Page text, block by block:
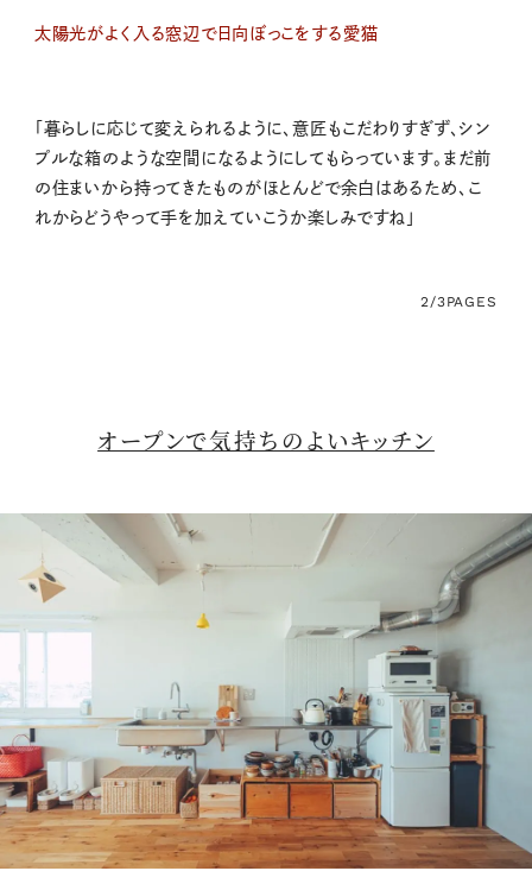
太陽光がよく入る窓辺で日向ぼっこをする愛猫
「暮らしに応じて変えられるように、意匠もこだわりすぎず、シン
プルな箱のような空間になるようにしてもらっています。まだ前
の住まいから持ってきたものがほとんどで余白はあるため、こ
れからどうやって手を加えていこうか楽しみですね」
2/3PAGES
オープンで気持ちのよいキッチン